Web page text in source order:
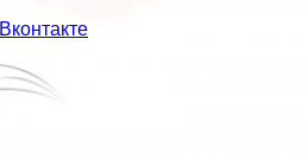
Вконтакте